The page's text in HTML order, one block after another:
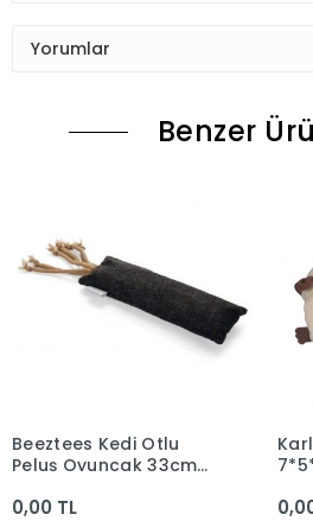
Yorumlar
Benzer
Beeztees Kedi Otlu
Peluş Oyuncak 33cm
0,00 TL